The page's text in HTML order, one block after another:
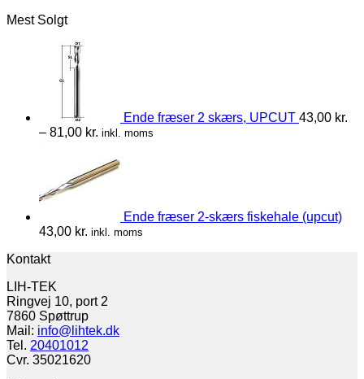
Mest Solgt
Ende fræser 2 skærs, UPCUT 43,00 kr.
– 81,00 kr. inkl. moms
Ende fræser 2-skærs fiskehale (upcut)
43,00 kr. inkl. moms
Kontakt
LIH-TEK
Ringvej 10, port 2
7860 Spøttrup
Mail: info@lihtek.dk
Tel. 20401012
Cvr. 35021620